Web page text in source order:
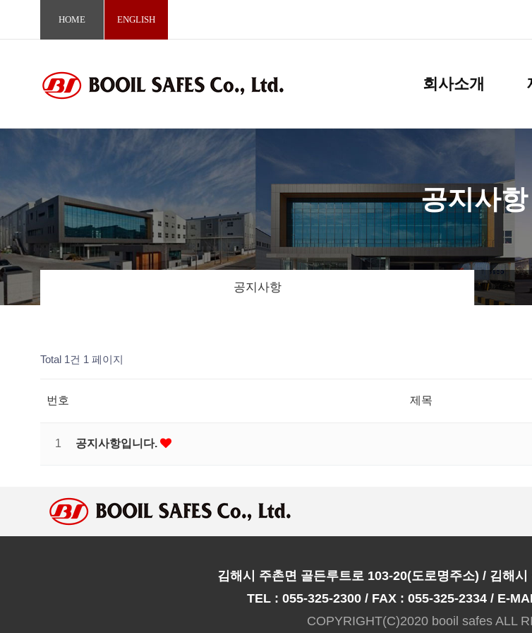
HOME ENGLISH
회사소개
공지사항
공지사항
Total 1건 1 페이지
번호 제목
1 공지사항입니다.
김해시 주촌면 골든루트로 103-20(도로명주소) / 김해
TEL : 055-325-2300 / FAX : 055-325-2334 / E-
COPYRIGHT(C)2020 booil safes ALL